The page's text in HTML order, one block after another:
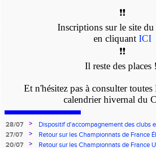
❗️❗️
Inscriptions sur le site
en cliquantICI
❗️❗️
Il reste des places
Et n'hésitez pas à consulter
calendrier hivernal du
28/07 >
Dispositif d'accompagnement des clubs
pour l'embauche de volontaires au
27/07 >
Retour sur les Championnats de France
20/07
>
Retour sur les Championnats de France